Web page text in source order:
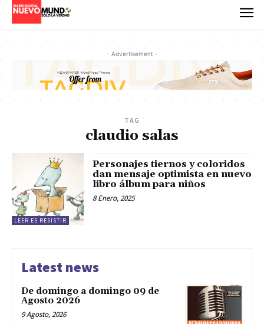
- Advertisement -
TAG
claudio salas
LEER ES RESISTIR
Personajes tiernos y coloridos
dan mensaje optimista en nuevo
libro álbum para niños
8 Enero, 2025
Latest news
De domingo a domingo 09 de
Agosto 2026
9 Agosto, 2026